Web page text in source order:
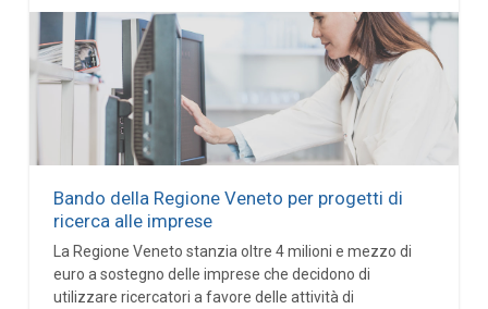
Bando della Regione Veneto per progetti di
ricerca alle imprese
La Regione Veneto stanzia oltre 4 milioni e mezzo di
euro a sostegno delle imprese che decidono di
utilizzare ricercatori a favore delle attività di